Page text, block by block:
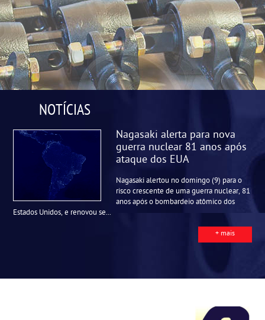
NOTÍCIAS
Nagasaki alerta para nova
guerra nuclear 81 anos após
ataque dos EUA
Nagasaki alertou no domingo (9) para o
risco crescente de uma guerra nuclear, 81
anos após o bombardeio atômico dos
Estados Unidos, e renovou se...
+ mais